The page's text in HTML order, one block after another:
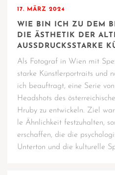
17. MÄRZ 2024
WIE BIN ICH ZU DEM
DIE ÄSTHETIK DER
AUSSDRUCKSSTARKE
Als Foto­graf in Wien mit
star­ke Künst­ler­por­traits und
ich beauf­tragt, eine Serie
Headshots des
Hru­by zu ent­wi­ckeln. Ziel
le Ähn­lich­keit fest­zu­hal­ten,
erschaf­fen, die die
Unter­ton und die kul­tu­rel­le